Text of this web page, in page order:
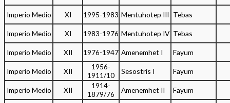
Imperio Medio XI 1995-1983 Mentuhotep III Tebas
Imperio Medio XI 1983-1976 Mentuhotep IV Tebas
Imperio Medio XII 1976-1947 Amenemhet I Fayum
Imperio Medio XII
1956-
1911/10
Sesostris I Fayum
Imperio Medio XII
1914-
1879/76
Amenemhet II Fayum